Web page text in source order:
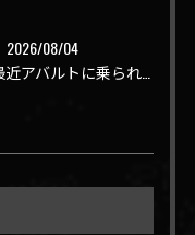
2026/08/04